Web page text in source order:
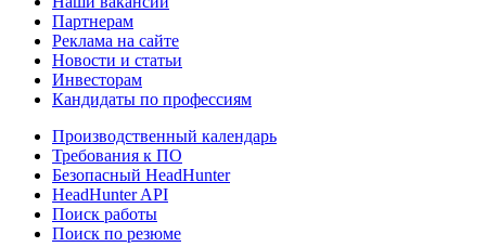
Партнерам
Реклама на сайте
Новости и статьи
Инвесторам
Кандидаты по профессиям
Производственный календарь
Требования к ПО
Безопасный HeadHunter
HeadHunter API
Поиск работы
Поиск по резюме